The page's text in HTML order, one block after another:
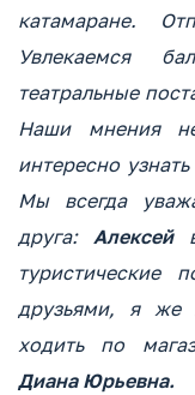
катамаране.
Увлекаемся
театральные
Наши мнения
интересно
Мы всегда
друга: Алексей
друзьями, я же
ходить по
Диана Юрьевна.